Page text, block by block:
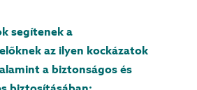
segítenek a
az ilyen kockázatok
a biztonságos és